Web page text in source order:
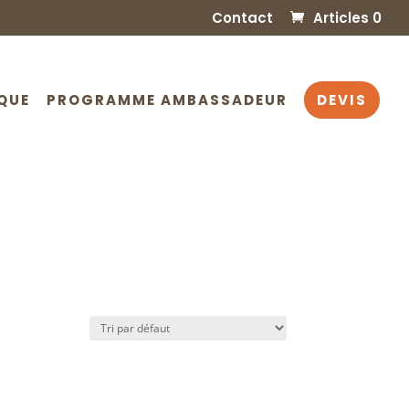
Contact Articles 0
PROGRAMME AMBASSADEUR DEVIS